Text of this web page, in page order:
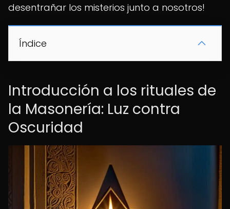
desentrañar los misterios junto a nosotros!
Índice
Introducción a los rituales de
la Masonería: Luz contra
Oscuridad